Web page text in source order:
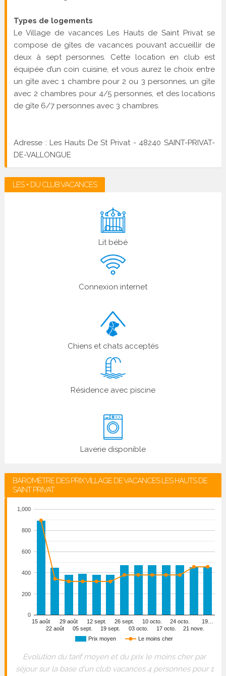
Types de logements
Le Village de vacances Les Hauts de Saint Privat se
compose de gîtes de vacances pouvant accueillir de
deux à sept personnes. Cette location en club est
équipée d’un coin cuisine, et vous aurez le choix entre
un gîte avec 1 chambre pour 2 ou 3 personnes, un gîte
avec 2 chambres pour 4/5 personnes, et des locations
de gîte 6/7 personnes avec 3 chambres.
Adresse : Les Hauts De St Privat - 48240 SAINT-PRIVAT-
DE-VALLONGUE
LES + DU CLUB VACANCES
Lit bébé
Connexion internet
Chiens et chats acceptés
Résidence avec piscine
Laverie disponible
BAROMÈTRE DES PRIX VILLAGE DE VACANCES LES HAUTS DE
SAINT PRIVAT
Prix moyen Le moins cher
15 août
22 août
29 août
05 sept.
12 sept.
19 sept.
26 sept.
03 octo.
10 octo.
17 octo.
24 octo.
21 nove.
19…
0
200
400
600
800
1,000
Evolution du tarif moyen et du prix le moins cher par
séjour sur la base d'un club vacances 4 personnes pour 1